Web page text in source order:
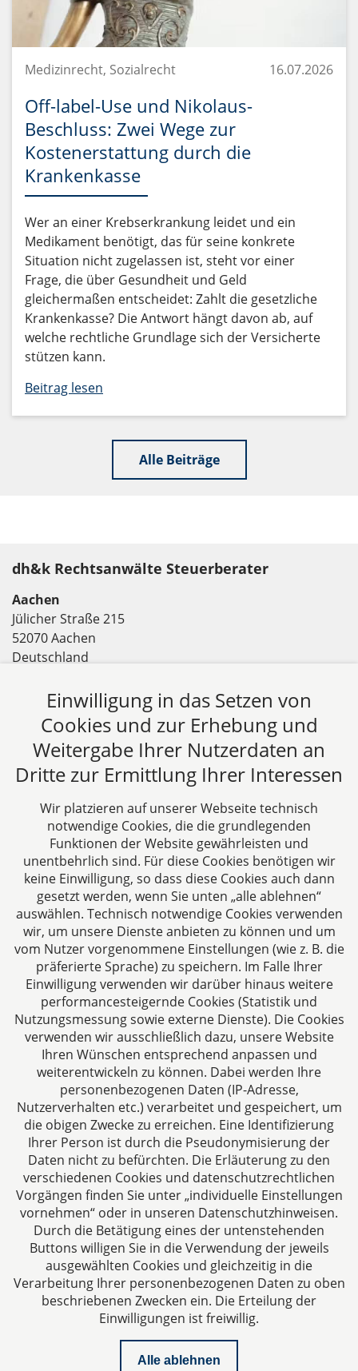
Medizinrecht, Sozialrecht 16.07.2026
Off-label-Use und Nikolaus-
Beschluss: Zwei Wege zur
Kostenerstattung durch die
Krankenkasse
Wer an einer Krebserkrankung leidet und ein
Medikament benötigt, das für seine konkrete
Situation nicht zugelassen ist, steht vor einer
Frage, die über Gesundheit und Geld
gleichermaßen entscheidet: Zahlt die gesetzliche
Krankenkasse? Die Antwort hängt davon ab, auf
welche rechtliche Grundlage sich der Versicherte
stützen kann.
Beitrag lesen
Alle Beiträge
dh&k Rechtsanwälte Steuerberater
Aachen
Jülicher Straße 215
52070 Aachen
Deutschland
Fax: +49 241 94621-111
E-Mail:
kanzlei@dhk-law.com
Über uns
DH&K ist Ihre erfahrene Wirtschaftskanzlei aus
Aachen. Wir denken unternehmerisch und
verstehen uns als Full-Service-Dienstleister. Rechts-
und Steuerberatung auf höchstem Niveau in einer
persönlichen Beratungs- und Arbeitsatmosphäre
sind die Zielsetzungen unserer täglichen Arbeit.
Folgen Sie uns auf
Das europäische Kanzlei-Netzwerk
Impressum
Datenschutzerklärung
Einwilligung in das Setzen von
Cookies und zur Erhebung und
Weitergabe Ihrer Nutzerdaten an
Dritte zur Ermittlung Ihrer Interessen
Wir platzieren auf unserer Webseite technisch
notwendige Cookies, die die grundlegenden
Funktionen der Website gewährleisten und
unentbehrlich sind. Für diese Cookies benötigen wir
keine Einwilligung, so dass diese Cookies auch dann
gesetzt werden, wenn Sie unten „alle ablehnen“
auswählen. Technisch notwendige Cookies verwenden
wir, um unsere Dienste anbieten zu können und um
vom Nutzer vorgenommene Einstellungen (wie z. B. die
präferierte Sprache) zu speichern. Im Falle Ihrer
Einwilligung verwenden wir darüber hinaus weitere
performancesteigernde Cookies (Statistik und
Nutzungsmessung sowie externe Dienste). Die Cookies
verwenden wir ausschließlich dazu, unsere Website
Ihren Wünschen entsprechend anpassen und
weiterentwickeln zu können. Dabei werden Ihre
personenbezogenen Daten (IP-Adresse,
Nutzerverhalten etc.) verarbeitet und gespeichert, um
die obigen Zwecke zu erreichen. Eine Identifizierung
Ihrer Person ist durch die Pseudonymisierung der
Daten nicht zu befürchten. Die Erläuterung zu den
verschiedenen Cookies und datenschutzrechtlichen
Vorgängen finden Sie unter „individuelle Einstellungen
vornehmen“ oder in unseren Datenschutzhinweisen.
Durch die Betätigung eines der untenstehenden
Buttons willigen Sie in die Verwendung der jeweils
ausgewählten Cookies und gleichzeitig in die
Verarbeitung Ihrer personenbezogenen Daten zu oben
beschriebenen Zwecken ein. Die Erteilung der
Einwilligungen ist freiwillig.
Alle ablehnen